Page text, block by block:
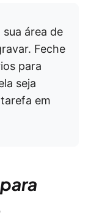
área de
Feche
para
seja
em